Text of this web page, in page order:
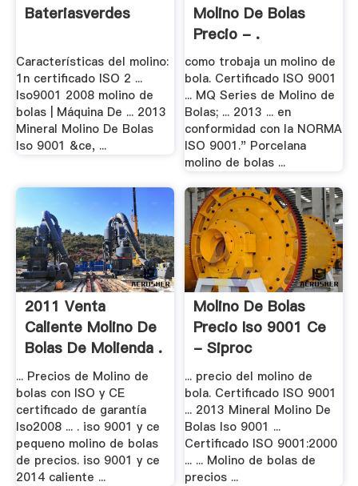
Bateriasverdes
Características del molino:
1n certificado ISO 2 ...
Iso9001 2008 molino de
bolas | Máquina De ... 2013
Mineral Molino De Bolas
Iso 9001 &ce, ...
Molino De Bolas
Precio - .
como trobaja un molino de
bola. Certificado ISO 9001
... MQ Series de Molino de
Bolas; ... 2013 ... en
conformidad con la NORMA
ISO 9001." Porcelana
molino de bolas ...
2011 Venta
Caliente Molino De
Bolas De Molienda .
... Precios de Molino de
bolas con ISO y CE
certificado de garantía
Iso2008 ... . iso 9001 y ce
pequeno molino de bolas
de precios. iso 9001 y ce
2014 caliente ...
Molino De Bolas
Precio Iso 9001 Ce
- Siproc
... precio del molino de
bola. Certificado ISO 9001
... 2013 Mineral Molino De
Bolas Iso 9001 ...
Certificado ISO 9001:2000
... ... Molino de bolas de
precios ...